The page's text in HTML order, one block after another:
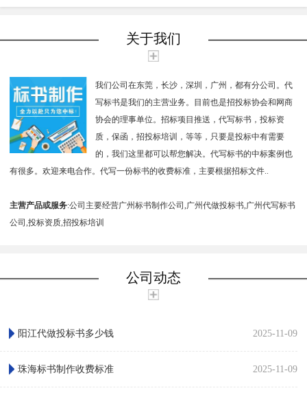
时间做好 一对一服务 标书制作周期快 代写各类工程标书
关于我们
我们公司在东莞，长沙，深圳，广州，都有分公司。代
写标书是我们的主营业务。目前也是招投标协会和网商
协会的理事单位。招标项目推送，代写标书，投标资
质，保函，招投标培训，等等，只要是投标中有需要
的，我们这里都可以帮您解决。代写标书的中标案例也
有很多。欢迎来电合作。代写一份标书的收费标准，主要根据招标文件..
主营产品或服务:公司主要经营广州标书制作公司,广州代做投标书,广州代写标书
公司,投标资质,招投标培训
公司动态
2025-11-09
阳江代做投标书多少钱
2025-11-09
珠海标书制作收费标准